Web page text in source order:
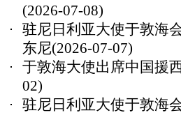
(2026-07-08)
驻尼日利亚大使于敦海
东尼(2026-07-07)
于敦海大使出席中国援
02)
驻尼日利亚大使于敦海